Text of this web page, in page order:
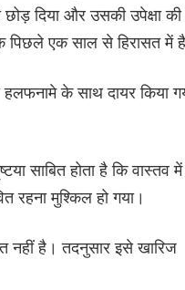
दिया और उसकी उपेक्षा
पिछले एक साल से हिरासत में
के साथ दायर किया
साबित होता है कि वास्तव में
रहना मुश्किल हो गया।
नहीं है। तदनुसार इसे खारिज